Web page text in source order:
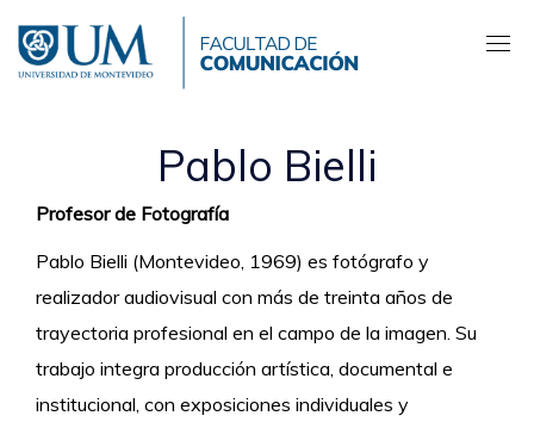
contenido
principal
Pablo Bielli
Profesor de Fotografía
Pablo Bielli (Montevideo, 1969) es fotógrafo y
realizador audiovisual con más de treinta años de
trayectoria profesional en el campo de la imagen. Su
trabajo integra producción artística, documental e
institucional, con exposiciones individuales y